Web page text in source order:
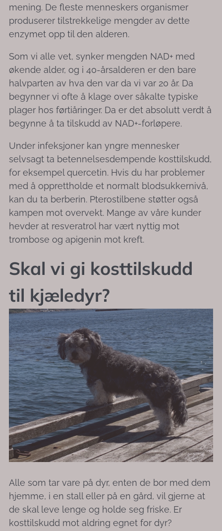
mening. De fleste menneskers organismer
produserer tilstrekkelige mengder av dette
enzymet opp til den alderen.
Som vi alle vet, synker mengden NAD+ med
økende alder, og i 40-årsalderen er den bare
halvparten av hva den var da vi var 20 år. Da
begynner vi ofte å klage over såkalte typiske
plager hos førtiåringer. Da er det absolutt verdt å
begynne å ta tilskudd av NAD+-forløpere.
Under infeksjoner kan yngre mennesker
selvsagt ta betennelsesdempende kosttilskudd,
for eksempel quercetin. Hvis du har problemer
med å opprettholde et normalt blodsukkernivå,
kan du ta berberin. Pterostilbene støtter også
kampen mot overvekt. Mange av våre kunder
hevder at resveratrol har vært nyttig mot
trombose og apigenin mot kreft.
Skal vi gi kosttilskudd
til kjæledyr?
Alle som tar vare på dyr, enten de bor med dem
hjemme, i en stall eller på en gård, vil gjerne at
de skal leve lenge og holde seg friske. Er
kosttilskudd mot aldring egnet for dyr?